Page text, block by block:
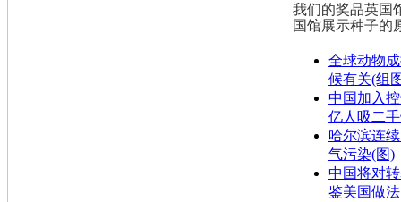
我们的奖品英国
国馆展示种子
全球动物
候有关(组
中国加入
亿人吸二
哈尔滨连
气污染(图)
中国将对
鉴美国做法